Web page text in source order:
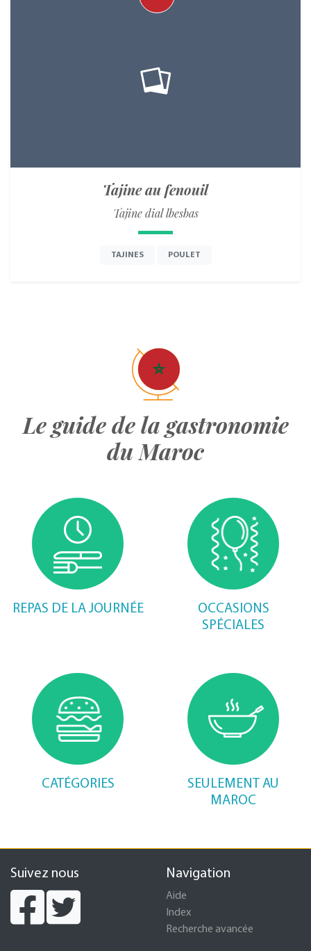
Tajine au fenouil
Tajine dial lbesbas
TAJINES POULET
Le guide de la gastronomie
du Maroc
REPAS DE LA JOURNÉE
OCCASIONS
SPÉCIALES
CATÉGORIES
SEULEMENT AU
MAROC
Suivez nous Navigation
Aide
Index
Recherche avancée